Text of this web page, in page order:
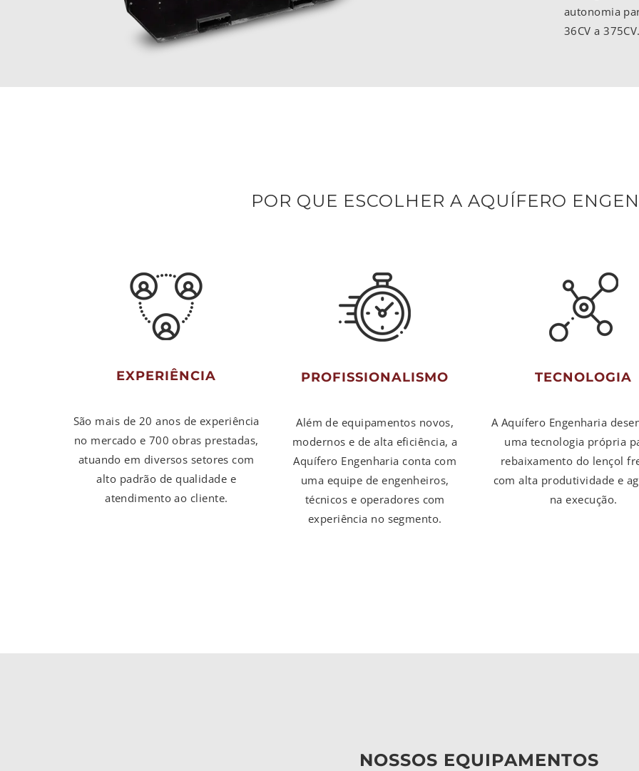
autonomia
36CV a
POR QUE ESCOLHER A AQUÍFERO
EXPERIÊNCIA
São mais de 20 anos de experiência
no mercado e 700 obras prestadas,
atuando em diversos setores com
alto padrão de qualidade e
atendimento ao cliente.
PROFISSIONALISMO
Além de equipamentos novos,
modernos e de alta eficiência, a
Aquífero Engenharia conta com
uma equipe de engenheiros,
técnicos e operadores com
experiência no segmento.
TECNOLOGIA
A Aquífero Engenharia
uma tecnologia própria
rebaixamento do lençol
com alta produtividade e
na execução.
NOSSOS EQUIPAMENTOS